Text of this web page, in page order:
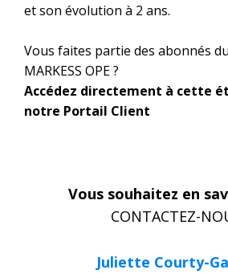
et son évolution à 2 ans.
Vous faites partie des abonnés
MARKESS OPE ?
Accédez directement à cette
notre Portail Client
Vous souhaitez en
CONTACTEZ-
Juliette Courty-